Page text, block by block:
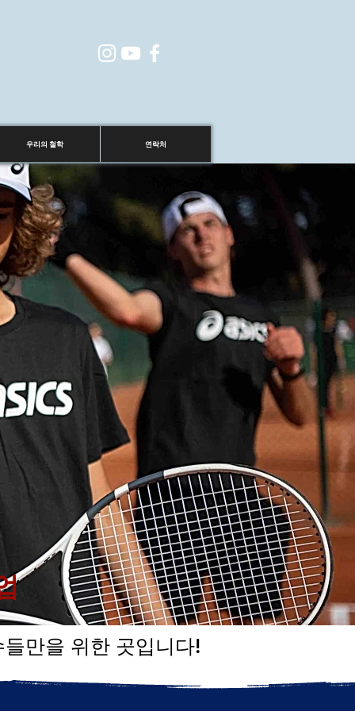
우리의 철학 연락처
들만을 위한 곳입니다!